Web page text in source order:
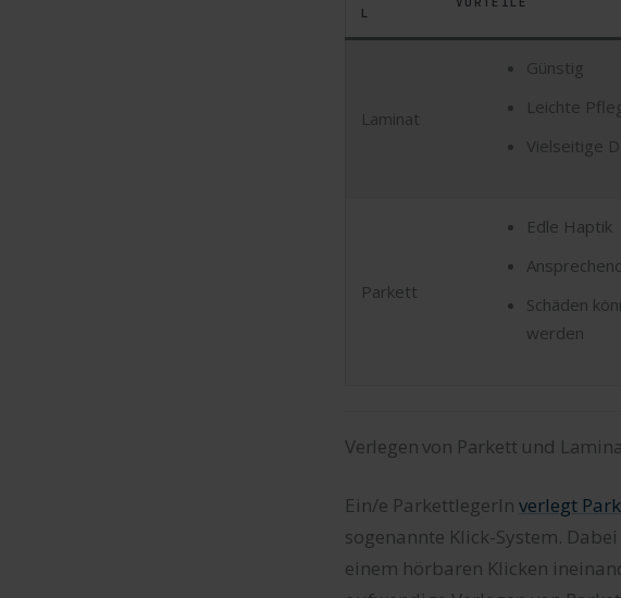
L
Laminat
Günstig
Leichte
Vielseitige
Parkett
Edle Haptik
Schäden
werden
Verlegen von Parkett und
Ein/e ParkettlegerIn verlegt
sogenannte Klick-System.
einem hörbaren Klicken